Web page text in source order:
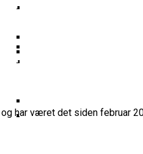
BørneBasketFonden
Fra Drøm Til Virkelighed:
Medlemstal I Dansk
har været det siden februar